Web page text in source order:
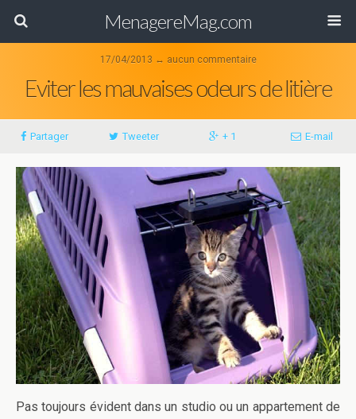
MenagereMag.com
17/04/2013 ↔ aucun commentaire
Eviter les mauvaises odeurs de litière
Partager Tweeter + 1 E-mail
Pas toujours évident dans un studio ou un appartement de